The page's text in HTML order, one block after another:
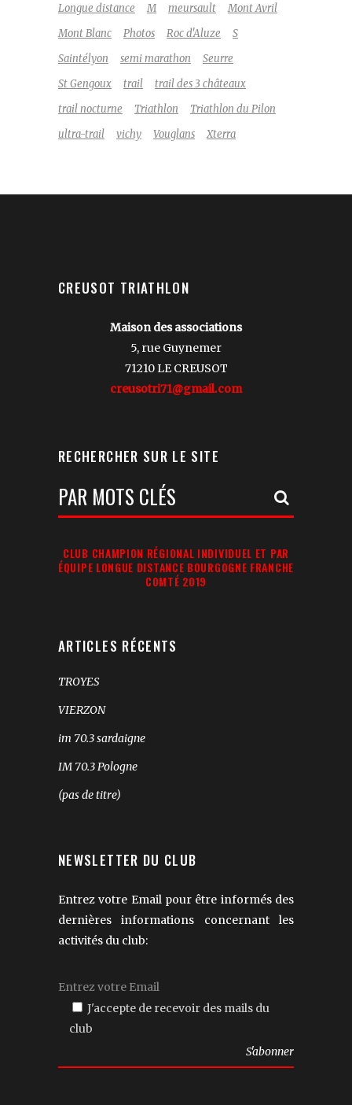
Longue distance
M meursault
Mont Avril
Mont Blanc
Photos Roc d'Aluze
S
Saintélyon
semi marathon
Seurre
St Gengoux
trail
trail des 3 châteaux
trail nocturne
Triathlon
Triathlon du Pilon
ultra-trail
vichy Vouglans Xterra
CREUSOT TRIATHLON
Maison des associations
5, rue Guynemer
71210 LE CREUSOT
creusotri71@gmail.com
RECHERCHER SUR LE SITE
Votre
Recherche:
CLUB CHAMPION RÉGIONAL INDIVIDUEL ET PAR
ÉQUIPE LONGUE DISTANCE BOURGOGNE FRANCHE
COMTÉ 2019
ARTICLES RÉCENTS
TROYES
VIERZON
im 70.3 sardaigne
IM 70.3 Pologne
(pas de titre)
NEWSLETTER DU CLUB
Entrez votre Email pour être informés des
dernières informations concernant les
activités du club:
J'accepte de recevoir des mails du
club
laisser